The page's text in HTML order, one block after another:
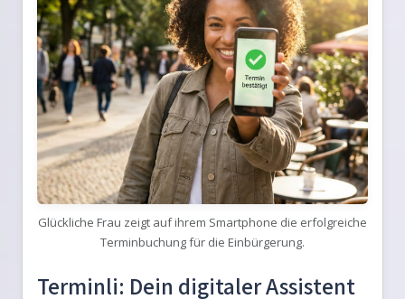
Glückliche Frau zeigt auf ihrem Smartphone die erfolgreiche
Terminbuchung für die Einbürgerung.
Terminli: Dein digitaler Assistent